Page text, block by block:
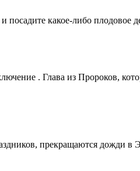
посадите какое-либо плодовое
. Глава из Пророков,
прекращаются дожди в